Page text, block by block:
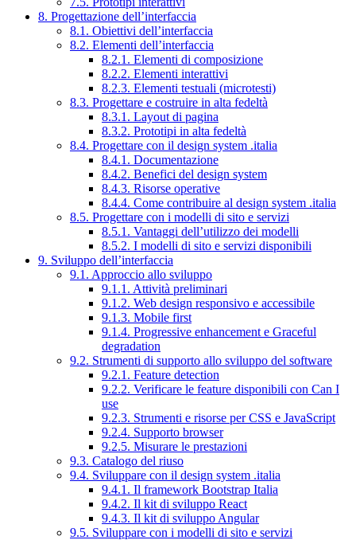
8. Progettazione dell’interfaccia
8.1. Obiettivi dell’interfaccia
8.2. Elementi dell’interfaccia
8.2.1. Elementi di composizione
8.2.2. Elementi interattivi
8.2.3. Elementi testuali (microtesti)
8.3. Progettare e costruire in alta fedeltà
8.3.1. Layout di pagina
8.3.2. Prototipi in alta fedeltà
8.4. Progettare con il design system .italia
8.4.1. Documentazione
8.4.2. Benefici del design system
8.4.3. Risorse operative
8.4.4. Come contribuire al design system .italia
8.5. Progettare con i modelli di sito e servizi
8.5.1. Vantaggi dell’utilizzo dei modelli
8.5.2. I modelli di sito e servizi disponibili
9. Sviluppo dell’interfaccia
9.1. Approccio allo sviluppo
9.1.1. Attività preliminari
9.1.2. Web design responsivo e accessibile
9.1.3. Mobile first
9.1.4. Progressive enhancement e Graceful
degradation
9.2. Strumenti di supporto allo sviluppo del software
9.2.1. Feature detection
9.2.2. Verificare le feature disponibili con Can I
use
9.2.3. Strumenti e risorse per CSS e JavaScript
9.2.4. Supporto browser
9.2.5. Misurare le prestazioni
9.3. Catalogo del riuso
9.4. Sviluppare con il design system .italia
9.4.1. Il framework Bootstrap Italia
9.4.2. Il kit di sviluppo React
9.4.3. Il kit di sviluppo Angular
9.5. Sviluppare con i modelli di sito e servizi